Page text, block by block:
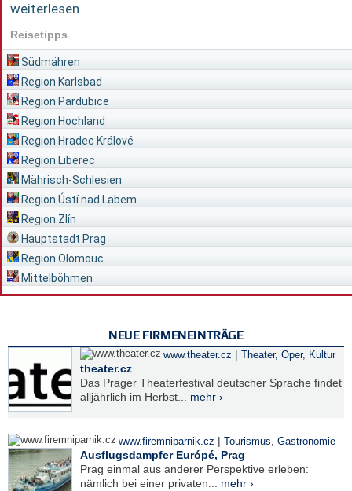
weiterlesen
Reisetipps
Südmähren
Region Karlsbad
Region Pardubice
Region Hochland
Region Hradec Králové
Region Liberec
Mährisch-Schlesien
Region Ústí nad Labem
Region Zlín
Hauptstadt Prag
Region Olomouc
Mittelböhmen
NEUE FIRMENEINTRÄGE
www.theater.cz | Theater, Oper, Kultur
theater.cz
Das Prager Theaterfestival deutscher Sprache findet
alljährlich im Herbst... mehr ›
www.firemniparnik.cz | Tourismus, Gastronomie
Ausflugsdampfer Európé, Prag
Prag einmal aus anderer Perspektive erleben:
nämlich bei einer privaten... mehr ›